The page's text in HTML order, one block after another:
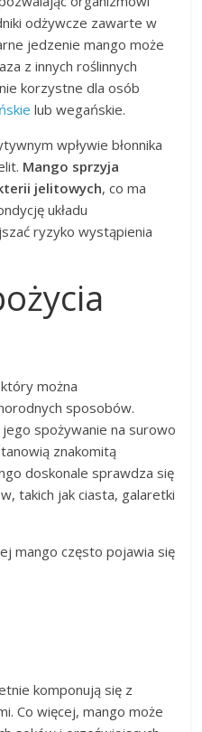
odżywcze zawarte w
jedzenie mango może
z innych roślinnych
korzystne dla osób
lub wegańskie.
wpływie błonnika
Mango sprzyja
jelitowych, co ma
układu
ryzyko wystąpienia
można
sposobów.
spożywanie na surowo
znakomitą
doskonale sprawdza się
takich jak ciasta, galaretki
mango często pojawia się
komponują się z
Co więcej, mango może